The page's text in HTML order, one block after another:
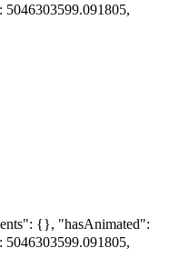
{}, "hasAnimated":